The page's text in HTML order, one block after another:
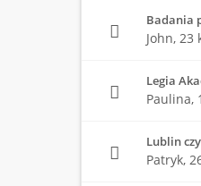
Badania
John, 23
Legia
Paulina,
Lublin
Patryk,